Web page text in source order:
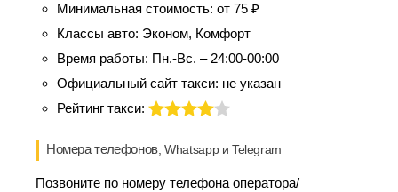
Минимальная стоимость: от 75 ₽
Классы авто: Эконом, Комфорт
Время работы: Пн.-Вс. – 24:00-00:00
Официальный сайт такси: не указан
Рейтинг такси:
Номера телефонов, Whatsapp и Telegram
Позвоните по номеру телефона оператора/